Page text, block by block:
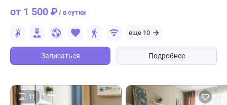
от 1 500 ₽/ в сутки
еще 10
Записаться Подробнее
11